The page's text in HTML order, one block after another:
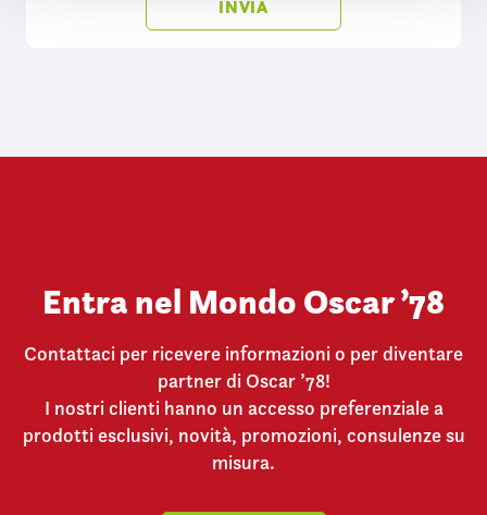
Entra nel Mondo Oscar ’78
Contattaci per ricevere informazioni o per diventare
partner di Oscar ’78!
I nostri clienti hanno un accesso preferenziale a
prodotti esclusivi, novità, promozioni, consulenze su
misura.